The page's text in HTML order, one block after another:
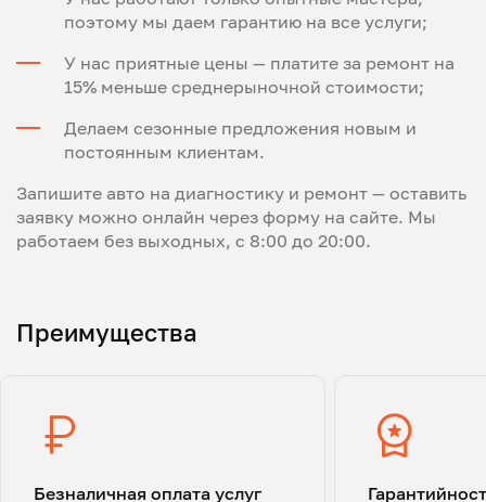
поэтому мы даем гарантию на все услуги;
У нас приятные цены — платите за ремонт на
15% меньше среднерыночной стоимости;
Делаем сезонные предложения новым и
постоянным клиентам.
Запишите авто на диагностику и ремонт — оставить
заявку можно онлайн через форму на сайте. Мы
работаем без выходных, с 8:00 до 20:00.
Преимущества
Безналичная оплата услуг